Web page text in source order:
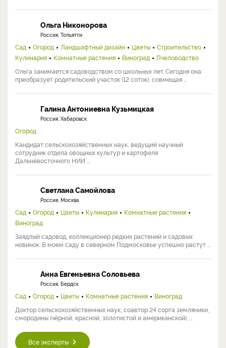
Ольга Никонорова
Россия, Тольятти
Сад Огород Ландшафтный дизайн Цветы
Строительство
Кулинария
Комнатные растения Виноград
Пчеловодство
Ольга занимается садоводством со школьных лет. Сегодня она
преобразует родительский участок (12 соток), совмещая ...
Галина Антониевна Кузьмицкая
Россия, Хабаровск
Огород
Кандидат сельскохозяйственных наук, ведущий научный
сотрудник отдела овощных культур и картофеля
Дальневосточного НИИ ...
Светлана Самойлова
Россия, Москва
Сад Огород Цветы Кулинария
Комнатные растения
Виноград
Заядлый садовод, коллекционер редких растений и садовых
новинок. В моем саду в северном Подмосковье успешно растут ...
Анна Евгеньевна Соловьева
Россия, Бердск
Сад Огород Цветы Комнатные растения
Виноград
Доктор сельскохозяйственных наук, соавтор 24 сорта земляники,
смородины (чёрной, красной, золотистой и американской), ...
Все эксперты